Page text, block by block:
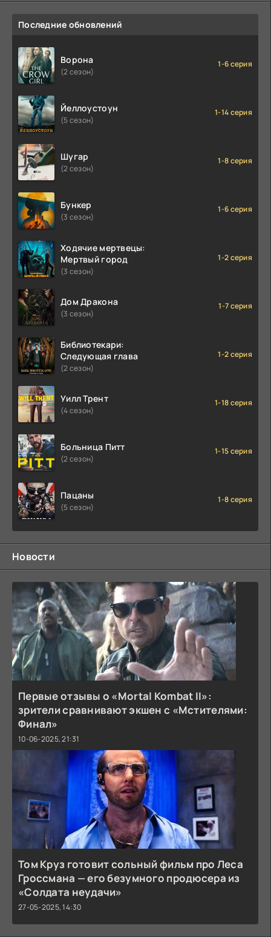
Последние обновлений
Ворона
(2 сезон)
1-6 серия
Йеллоустоун
(5 сезон)
1-14 серия
Шугар
(2 сезон)
1-8 серия
Бункер
(3 сезон)
1-6 серия
Ходячие мертвецы:
Мертвый город
(3 сезон)
1-2 серия
Дом Дракона
(3 сезон)
1-7 серия
Библиотекари:
Следующая глава
(2 сезон)
1-2 серия
Уилл Трент
(4 сезон)
1-18 серия
Больница Питт
(2 сезон)
1-15 серия
Пацаны
(5 сезон)
1-8 серия
Новости
Первые отзывы о «Mortal Kombat II»:
зрители сравнивают экшен с «Мстителями:
Финал»
10-06-2025, 21:31
Том Круз готовит сольный фильм про Леса
Гроссмана — его безумного продюсера из
«Солдата неудачи»
27-05-2025, 14:30